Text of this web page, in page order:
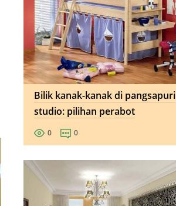
Bilik kanak-kanak di pangsapuri
studio: pilihan perabot
0 0